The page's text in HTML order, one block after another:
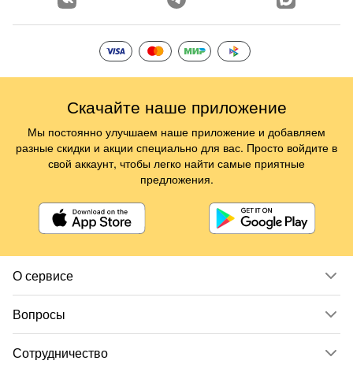
О сервисе
Вопросы
Сотрудничество
Скачайте наше приложение
Мы постоянно улучшаем наше приложение и добавляем
разные скидки и акции специально для вас. Просто войдите в
свой аккаунт, чтобы легко найти самые приятные
предложения.